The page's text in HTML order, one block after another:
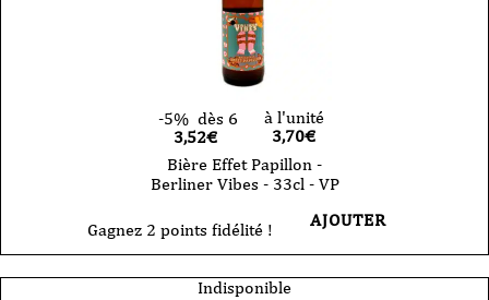
-5% dès 6
3,52€
à l'unité
3,70€
Bière Effet Papillon -
Berliner Vibes - 33cl - VP
Gagnez 2 points fidélité ! AJOUTER
Indisponible